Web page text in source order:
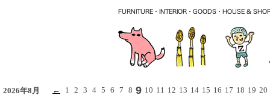
2026年8月 ← 1 2 3 4 5 6 7 8 9 10 11 12 13 14 15 16 17 18 19 20